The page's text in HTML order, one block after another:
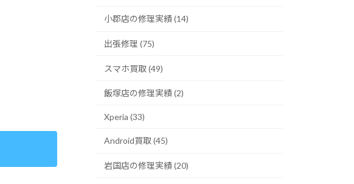
小郡店の修理実績 (14)
出張修理 (75)
スマホ買取 (49)
飯塚店の修理実績 (2)
Xperia (33)
Android買取 (45)
岩国店の修理実績 (20)